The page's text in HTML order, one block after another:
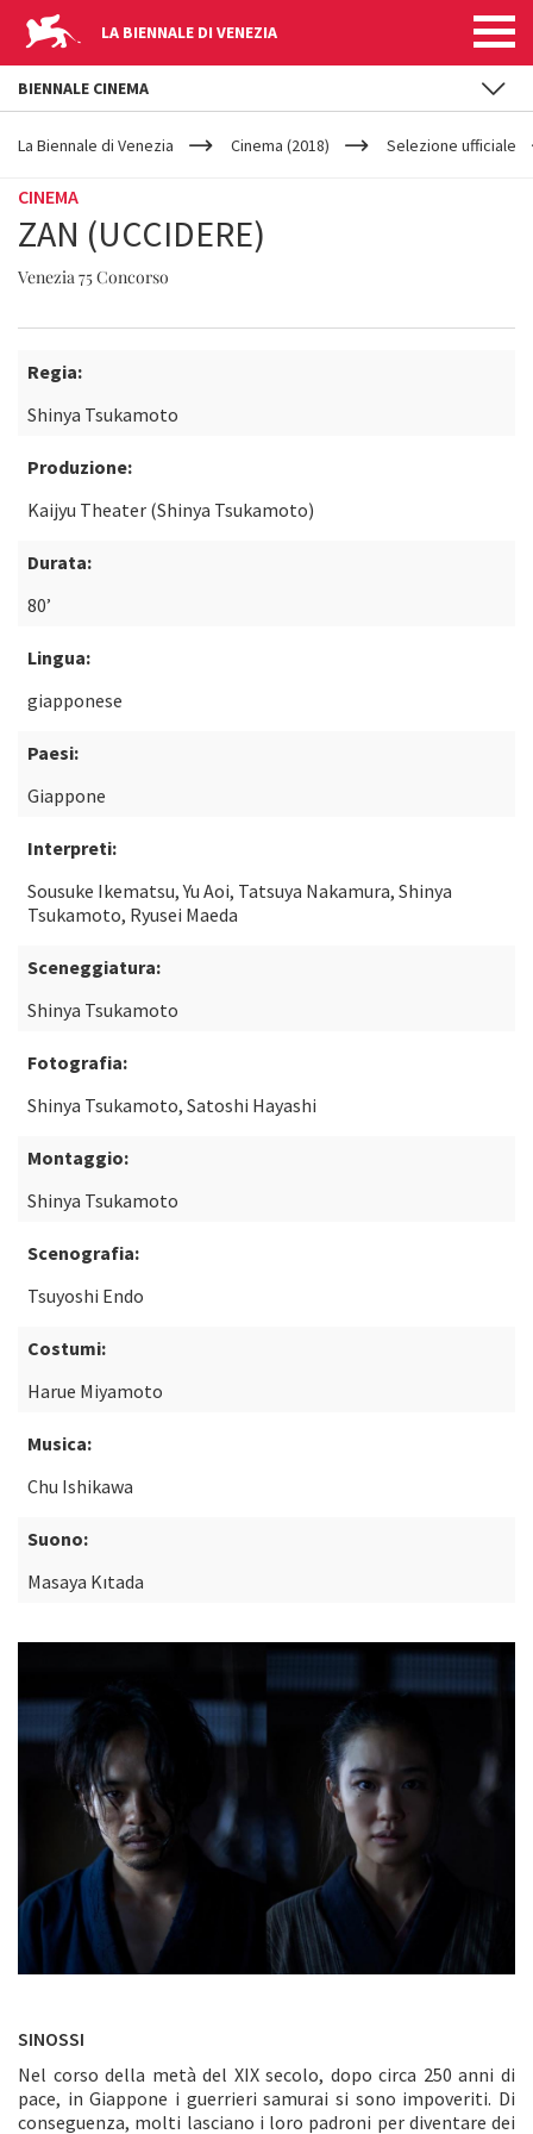
LA BIENNALE DI VENEZIA
YOUR
ARE
La Biennale di Venezia Cinema (2018) Selezione ufficiale
CINEMA
ZAN (UCCIDERE)
Venezia 75 Concorso
Regia:
Shinya Tsukamoto
Produzione:
Kaijyu Theater (Shinya Tsukamoto)
Durata:
80’
Lingua:
giapponese
Paesi:
Giappone
Interpreti:
Sousuke Ikematsu, Yu Aoi, Tatsuya Nakamura, Shinya
Tsukamoto, Ryusei Maeda
Sceneggiatura:
Shinya Tsukamoto
Fotografia:
Shinya Tsukamoto, Satoshi Hayashi
Montaggio:
Shinya Tsukamoto
Scenografia:
Tsuyoshi Endo
Costumi:
Harue Miyamoto
Musica:
Chu Ishikawa
Suono:
Masaya Kıtada
SINOSSI
Nel corso della metà del XIX secolo, dopo circa 250 anni di
pace, in Giappone i guerrieri samurai si sono impoveriti. Di
conseguenza, molti lasciano i loro padroni per diventare dei
BIENNALE CINEMA